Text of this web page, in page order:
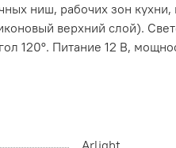
ниш, рабочих зон
верхний слой).
120°. Питание 12 В,